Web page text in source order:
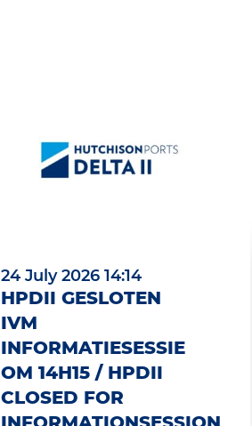
24 July 2026 14:14
HPDII GESLOTEN
IVM
INFORMATIESESSIE
OM 14H15 / HPDII
CLOSED FOR